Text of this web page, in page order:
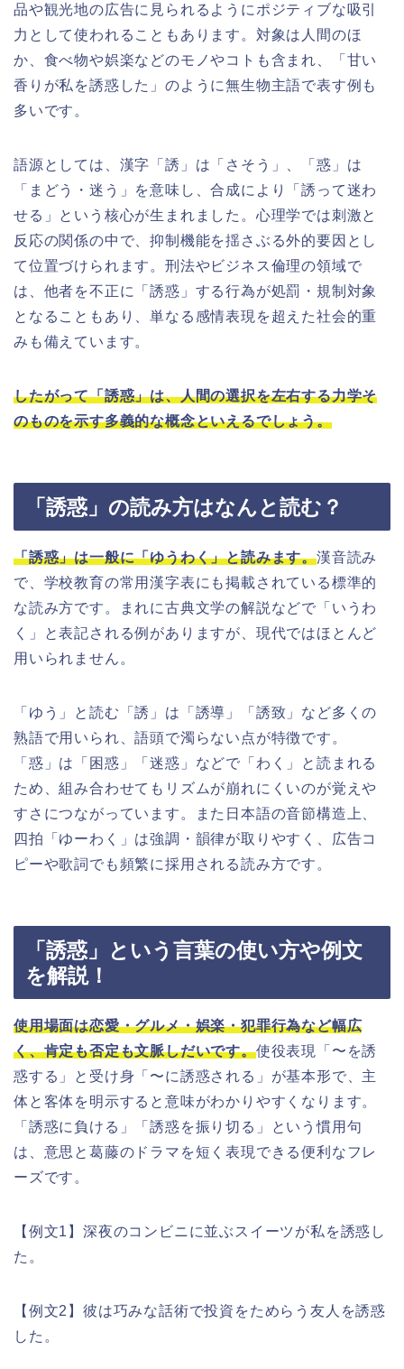
品や観光地の広告に見られるようにポジティブな吸引
力として使われることもあります。対象は人間のほ
か、食べ物や娯楽などのモノやコトも含まれ、「甘い
香りが私を誘惑した」のように無生物主語で表す例も
多いです。
語源としては、漢字「誘」は「さそう」、「惑」は
「まどう・迷う」を意味し、合成により「誘って迷わ
せる」という核心が生まれました。心理学では刺激と
反応の関係の中で、抑制機能を揺さぶる外的要因とし
て位置づけられます。刑法やビジネス倫理の領域で
は、他者を不正に「誘惑」する行為が処罰・規制対象
となることもあり、単なる感情表現を超えた社会的重
みも備えています。
したがって「誘惑」は、人間の選択を左右する力学そ
のものを示す多義的な概念といえるでしょう。
「誘惑」の読み方はなんと読む？
「誘惑」は一般に「ゆうわく」と読みます。漢音読み
で、学校教育の常用漢字表にも掲載されている標準的
な読み方です。まれに古典文学の解説などで「いうわ
く」と表記される例がありますが、現代ではほとんど
用いられません。
「ゆう」と読む「誘」は「誘導」「誘致」など多くの
熟語で用いられ、語頭で濁らない点が特徴です。
「惑」は「困惑」「迷惑」などで「わく」と読まれる
ため、組み合わせてもリズムが崩れにくいのが覚えや
すさにつながっています。また日本語の音節構造上、
四拍「ゆーわく」は強調・韻律が取りやすく、広告コ
ピーや歌詞でも頻繁に採用される読み方です。
「誘惑」という言葉の使い方や例文
を解説！
使用場面は恋愛・グルメ・娯楽・犯罪行為など幅広
く、肯定も否定も文脈しだいです。使役表現「〜を誘
惑する」と受け身「〜に誘惑される」が基本形で、主
体と客体を明示すると意味がわかりやすくなります。
「誘惑に負ける」「誘惑を振り切る」という慣用句
は、意思と葛藤のドラマを短く表現できる便利なフレ
ーズです。
【例文1】深夜のコンビニに並ぶスイーツが私を誘惑し
た。
【例文2】彼は巧みな話術で投資をためらう友人を誘惑
した。